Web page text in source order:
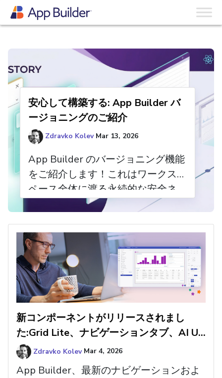
The App Builder Blog
安心して構築する: App Builder バ
ージョニングのご紹介
Zdravko Kolev Mar 13, 2026
App Builder のバージョニング機能
をご紹介します！これはワークス
ペース全体に渡る永続的な安全ネ
ットを提供します。アプリの過去
す。
新コンポーネントがリリースされまし
た:Grid Lite、ナビゲーションタブ、AI UX
の改善Zdravko Kolev Mar 4, 2026
App Builder、最新のナビゲーションおよ